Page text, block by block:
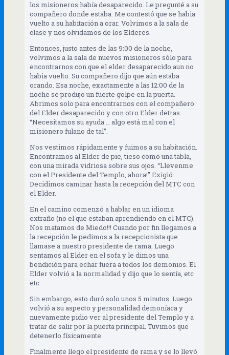
los misioneros había desaparecido. Le pregunté a su
compañero donde estaba. Me contestó que se habia
vuelto a su habitación a orar. Volvimos a la sala de
clase y nos olvidamos de los Elderes.
Entonces, justo antes de las 9:00 de la noche,
volvimos a la sala de nuevos misioneros sólo para
encontrarnos con que el elder desaparecido aun no
habia vuelto. Su compañero dijo que aún estaba
orando. Esa noche, exactamente a las 12:00 de la
noche se produjo un fuerte golpe en la puerta.
Abrimos solo para encontrarnos con el compañero
del Elder desaparecido y con otro Elder detras.
“Necesitamos su ayuda … algo está mal con el
misionero fulano de tal”.
Nos vestimos rápidamente y fuimos a su habitación.
Encontramos al Elder de pie, tieso como una tabla,
con una mirada vidriosa sobre sus ojos. “Llevenme
con el Presidente del Templo, ahora!” Exigió.
Decidimos caminar hasta la recepción del MTC con
el Elder.
En el camino comenzó a hablar en un idioma
extraño (no el que estaban aprendiendo en el MTC).
Nos matamos de Miedo!!! Cuando por fin llegamos a
la recepción le pedimos a la recepcionista que
llamase a nuestro presidente de rama. Luego
sentamos al Elder en el sofa y le dimos una
bendición para echar fuera a todos los demonios. El
Elder volvió a la normalidad y dijo que lo sentía, etc
etc.
Sin embargo, esto duró solo unos 5 minutos. Luego
volvió a su aspecto y personalidad demoníaca y
nuevamente pidio ver al presidente del Templo y a
tratar de salir por la puerta principal. Tuvimos que
detenerlo físicamente.
Finalmente llego el presidente de rama y se lo llevó